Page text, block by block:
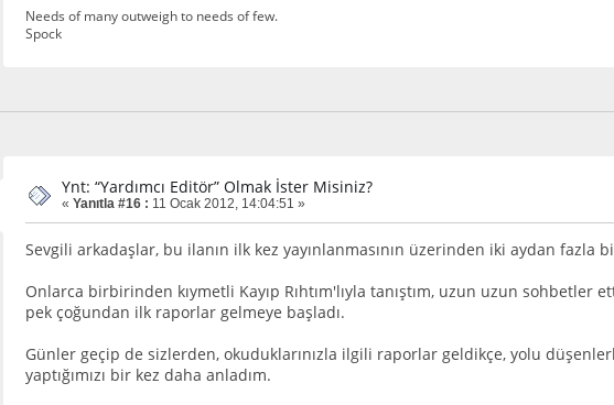
Needs of many outweigh to needs of few.
Spock
Ynt: “Yardımcı Editör” Olmak İster Misiniz?
« Yanıtla #16 : 11 Ocak 2012, 14:04:51 »
Sevgili arkadaşlar, bu ilanın ilk kez yayınlanmasının üzerinden iki aydan fazla
Onlarca birbirinden kıymetli Kayıp Rıhtım'lıyla tanıştım, uzun uzun sohbetler
pek çoğundan ilk raporlar gelmeye başladı.
Günler geçip de sizlerden, okuduklarınızla ilgili raporlar geldikçe, yolu
yaptığımızı bir kez daha anladım.